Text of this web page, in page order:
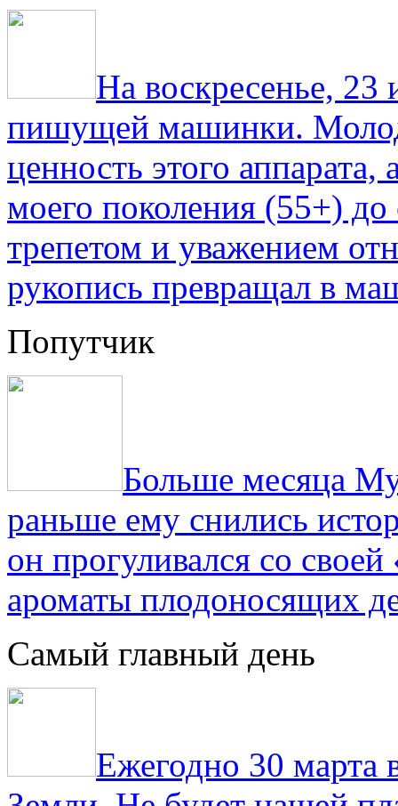
На воскресенье,
пишущей машинки.
ценность этого
моего поколения (55+) до
трепетом и уважением
рукопись превращал в
Попутчик
Больше месяца
раньше ему снились
он прогуливался со
ароматы плодоносящих
Самый главный день
Ежегодно 30 марта